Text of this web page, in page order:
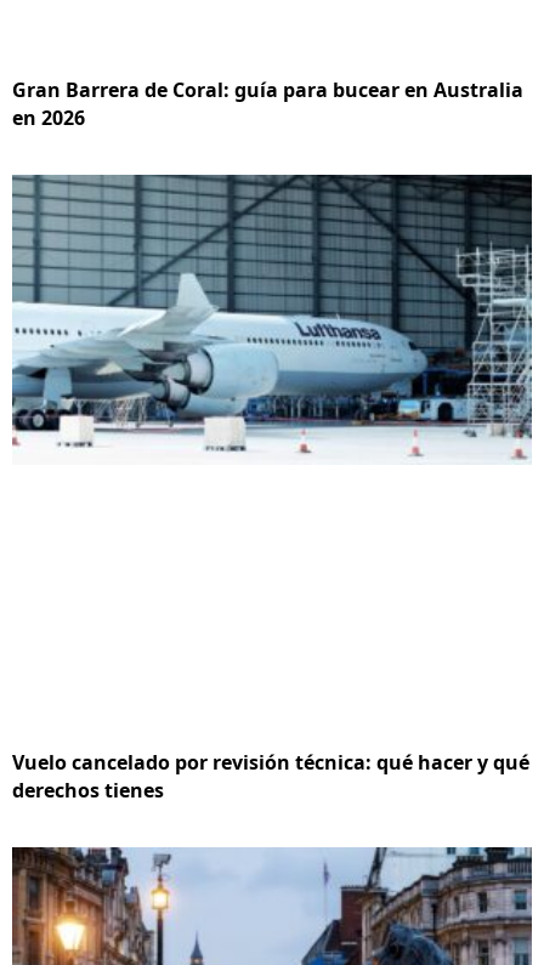
Gran Barrera de Coral: guía para bucear en Australia
en 2026
Vuelo cancelado por revisión técnica: qué hacer y qué
derechos tienes